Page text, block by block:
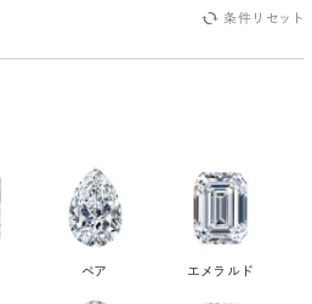
条件リセット
ペア エメラルド